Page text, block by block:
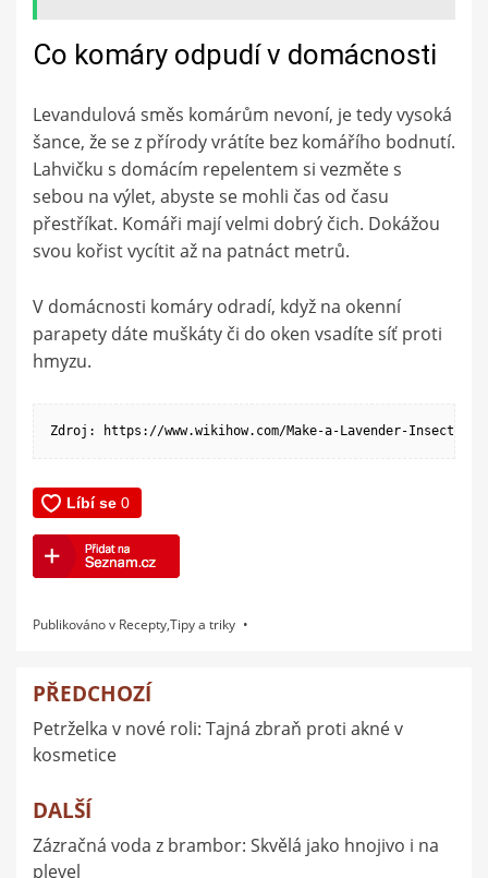
Co komáry odpudí v domácnosti
Levandulová směs komárům nevoní, je tedy vysoká
šance, že se z přírody vrátíte bez komářího bodnutí.
Lahvičku s domácím repelentem si vezměte s
sebou na výlet, abyste se mohli čas od času
přestříkat. Komáři mají velmi dobrý čich. Dokážou
svou kořist vycítit až na patnáct metrů.
V domácnosti komáry odradí, když na okenní
parapety dáte muškáty či do oken vsadíte síť proti
hmyzu.
Zdroj: https://www.wikihow.com/Make-a-Lavender-Insect-
Publikováno v Recepty,Tipy a triky
Navigace
pro
příspěvek
PŘEDCHOZÍ
Petrželka v nové roli: Tajná zbraň proti akné v
kosmetice
DALŠÍ
Zázračná voda z brambor: Skvělá jako hnojivo i na
plevel